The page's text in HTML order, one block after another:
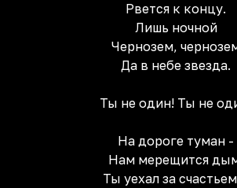
Рвется к концу.
Лишь ночной
Чернозем,
Да в небе звезда.
Ты не один! Ты не
На дороге туман -
Нам мерещится
Ты уехал за